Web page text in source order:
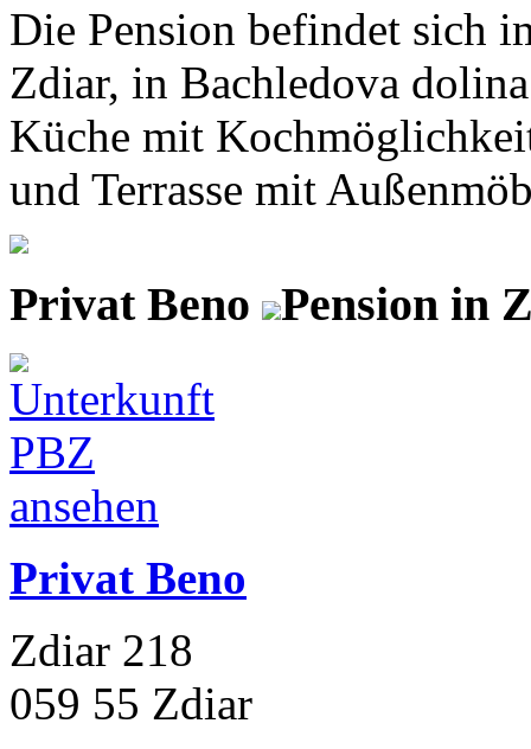
Die Pension befindet sich
Zdiar, in Bachledova
Küche mit
und Terrasse mit
Privat Beno Pension in
Privat Beno
Zdiar 218
059 55 Zdiar